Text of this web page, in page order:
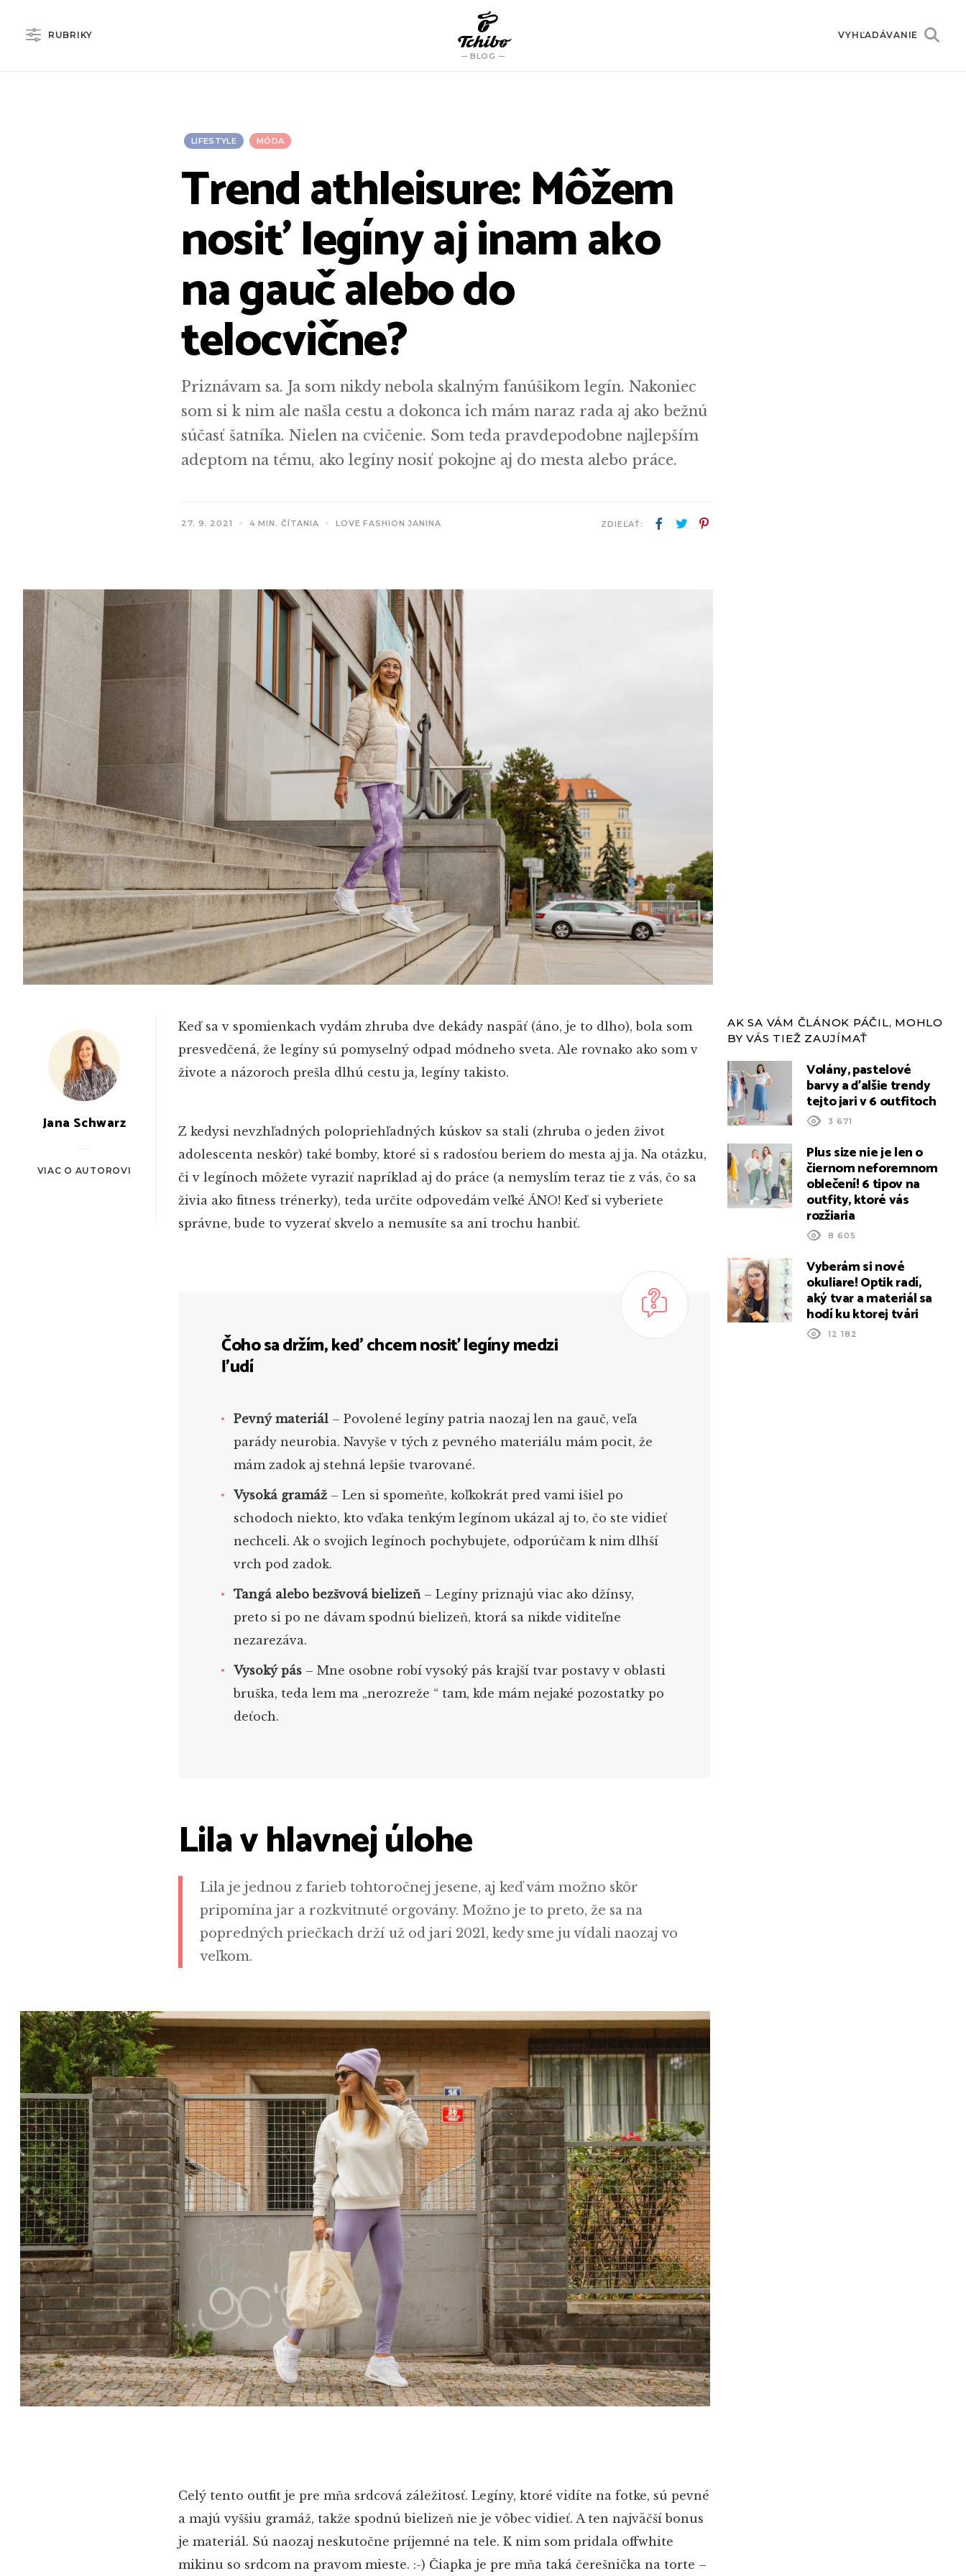
RUBRIKY
BLOG
VYHĽADÁVANIE
LIFESTYLE MÓDA
Trend athleisure: Môžem
nosiť legíny aj inam ako
na gauč alebo do
telocvične?
Priznávam sa. Ja som nikdy nebola skalným fanúšikom legín. Nakoniec
som si k nim ale našla cestu a dokonca ich mám naraz rada aj ako bežnú
súčasť šatníka. Nielen na cvičenie. Som teda pravdepodobne najlepším
adeptom na tému, ako legíny nosiť pokojne aj do mesta alebo práce.
27. 9. 2021 4 MIN. ČÍTANIA LOVE FASHION JANINA ZDIEĽAŤ:
Jana Schwarz
VIAC O AUTOROVI
Keď sa v spomienkach vydám zhruba dve dekády naspäť (áno, je to dlho), bola som
presvedčená, že legíny sú pomyselný odpad módneho sveta. Ale rovnako ako som v
živote a názoroch prešla dlhú cestu ja, legíny takisto.
Z kedysi nevzhľadných polopriehľadných kúskov sa stali (zhruba o jeden život
adolescenta neskôr) také bomby, ktoré si s radosťou beriem do mesta aj ja. Na otázku,
či v legínoch môžete vyraziť napríklad aj do práce (a nemyslím teraz tie z vás, čo sa
živia ako fitness trénerky), teda určite odpovedám veľké ÁNO! Keď si vyberiete
správne, bude to vyzerať skvelo a nemusíte sa ani trochu hanbiť.
Čoho sa držím, keď chcem nosiť legíny medzi
ľudí
Pevný materiál – Povolené legíny patria naozaj len na gauč, veľa
parády neurobia. Navyše v tých z pevného materiálu mám pocit, že
mám zadok aj stehná lepšie tvarované.
Vysoká gramáž – Len si spomeňte, koľkokrát pred vami išiel po
schodoch niekto, kto vďaka tenkým legínom ukázal aj to, čo ste vidieť
nechceli. Ak o svojich legínoch pochybujete, odporúčam k nim dlhší
vrch pod zadok.
Tangá alebo bezšvová bielizeň – Legíny priznajú viac ako džínsy,
preto si po ne dávam spodnú bielizeň, ktorá sa nikde viditeľne
nezarezáva.
Vysoký pás – Mne osobne robí vysoký pás krajší tvar postavy v oblasti
bruška, teda lem ma „nerozreže “ tam, kde mám nejaké pozostatky po
deťoch.
Lila v hlavnej úlohe
Lila je jednou z farieb tohtoročnej jesene, aj keď vám možno skôr
pripomína jar a rozkvitnuté orgovány. Možno je to preto, že sa na
popredných priečkach drží už od jari 2021, kedy sme ju vídali naozaj vo
veľkom.
Celý tento outfit je pre mňa srdcová záležitosť. Legíny, ktoré vidíte na fotke, sú pevné
a majú vyššiu gramáž, takže spodnú bielizeň nie je vôbec vidieť. A ten najväčší bonus
je materiál. Sú naozaj neskutočne príjemné na tele. K nim som pridala offwhite
mikinu so srdcom na pravom mieste. :-) Čiapka je pre mňa taká čerešnička na torte –
AK SA VÁM ČLÁNOK PÁČIL, MOHLO
BY VÁS TIEŽ ZAUJÍMAŤ
Volány, pastelové
barvy a ďalšie trendy
tejto jari v 6 outfitoch
3 671
Plus size nie je len o
čiernom neforemnom
oblečení! 6 tipov na
outfity, ktoré vás
rozžiaria
8 605
Vyberám si nové
okuliare! Optik radí,
aký tvar a materiál sa
hodí ku ktorej tvári
12 182